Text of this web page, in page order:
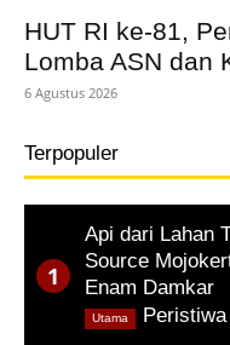
HUT RI ke-81,
Lomba ASN dan
6 Agustus 2026
Terpopuler
Api dari Lahan
Source
Enam Damkar
Peristiwa,
Utama